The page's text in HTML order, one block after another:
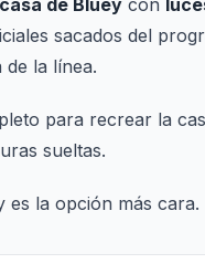
casa de Bluey con
sacados del
de la línea.
para recrear la
sueltas.
es la opción más